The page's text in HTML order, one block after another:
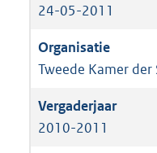
24-05-2011
Tweede Kamer
2010-2011